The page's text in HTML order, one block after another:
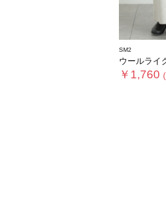
SM2
ウールライ
￥1,760